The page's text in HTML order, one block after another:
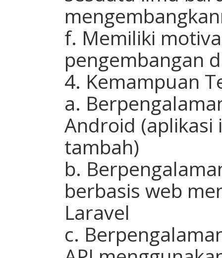
f. Memiliki
pengembangan
4. Kemampuan
a.
Android (aplikasi
tambah)
b.
berbasis web
Laravel
c.